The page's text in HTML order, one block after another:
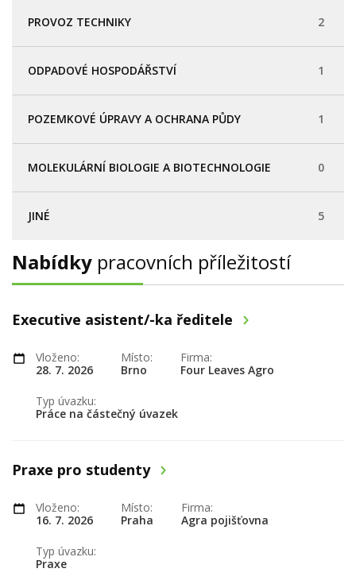
2
PROVOZ TECHNIKY
1
ODPADOVÉ HOSPODÁŘSTVÍ
1
POZEMKOVÉ ÚPRAVY A OCHRANA PŮDY
0
MOLEKULÁRNÍ BIOLOGIE A BIOTECHNOLOGIE
5
JINÉ
Nabídky pracovních příležitostí
Executive asistent/-ka ředitele
Vloženo:
28. 7. 2026
Místo:
Brno
Firma:
Four Leaves Agro
Typ úvazku:
Práce na částečný úvazek
Praxe pro studenty
Vloženo:
16. 7. 2026
Místo:
Praha
Firma:
Agra pojišťovna
Typ úvazku:
Praxe